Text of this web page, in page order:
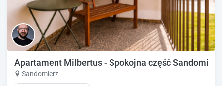
Apartament Milbertus - Spokojna część
Sandomierz